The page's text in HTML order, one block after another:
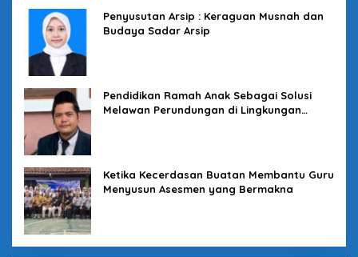
Penyusutan Arsip : Keraguan Musnah dan
Budaya Sadar Arsip
Pendidikan Ramah Anak Sebagai Solusi
Melawan Perundungan di Lingkungan
Ketika Kecerdasan Buatan Membantu Guru
Menyusun Asesmen yang Bermakna